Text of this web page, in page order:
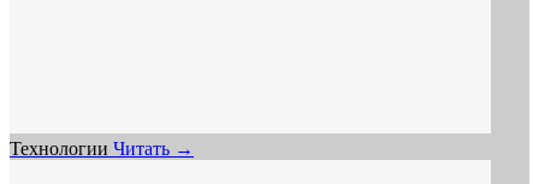
Технологии Читать →